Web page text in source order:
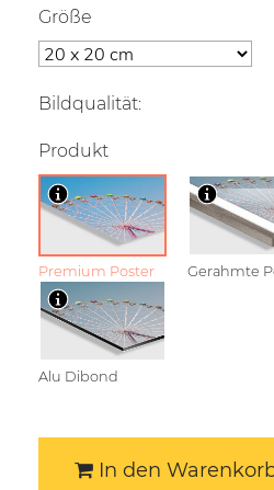
Größe
Bildqualität:
Produkt
Premium Poster Gerahmte
Alu Dibond
In den